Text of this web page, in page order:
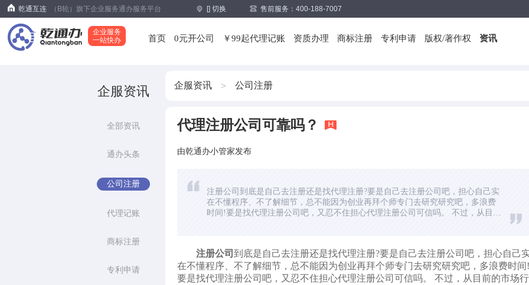
乾通互连 （B轮）旗下企业服务通办服务平台 [] 切换 售前服务：400-188-7007
企业服务
一站快办
首页 0元开公司 ￥99起代理记账 资质办理 商标注册 专利申请 版权/著作权 资讯
企服资讯
全部资讯
通办头条
公司注册
代理记账
商标注册
专利申请
企服资讯 > 公司注册
代理注册公司可靠吗？
由乾通办小管家发布
注册公司到底是自己去注册还是找代理注册?要是自己去注册公司吧，担心自己实
在不懂程序、不了解细节，总不能因为创业再拜个师专门去研究研究吧，多浪费
时间!要是找代理注册公司吧，又忍不住担心代理注册公司可信吗。 不过，从目前
注册公司 到底是自己去注册还是找代理注册?要是自己去注册公司吧，担心自己
在不懂程序、不了解细节，总不能因为创业再拜个师专门去研究研究吧，多浪费时间!
要是找代理注册公司吧，又忍不住担心代理注册公司可信吗。 不过，从目前的市场行